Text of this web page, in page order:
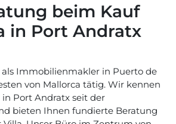
beim Kauf
in Port Andratx
Immobilienmakler in Puerto de
von Mallorca tätig. Wir kennen
Port Andratx seit der
bieten Ihnen fundierte Beratung